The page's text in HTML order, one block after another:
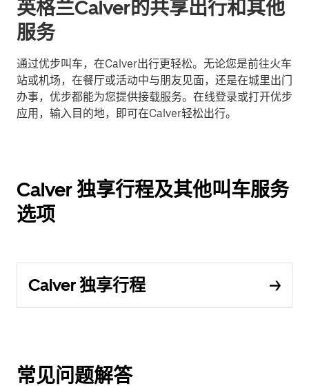
英格兰Calver的共享出行和其他
服务
通过优步叫车，在Calver出行更轻松。无论您是前往火车
站或机场，在餐厅或活动中与朋友见面，还是在城里出门
办事，优步都能为您提供接载服务。在线登录或打开优步
应用，输入目的地，即可在Calver轻松出行。
Calver 独享行程及其他叫车服务
选项
Calver 独享行程
常见问题解答